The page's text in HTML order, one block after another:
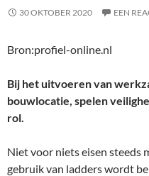
30 OKTOBER 2020 EEN
Bron:profiel-online.nl
Bij het uitvoeren van
bouwlocatie, spelen
rol.
Niet voor niets eisen steeds
gebruik van ladders wordt